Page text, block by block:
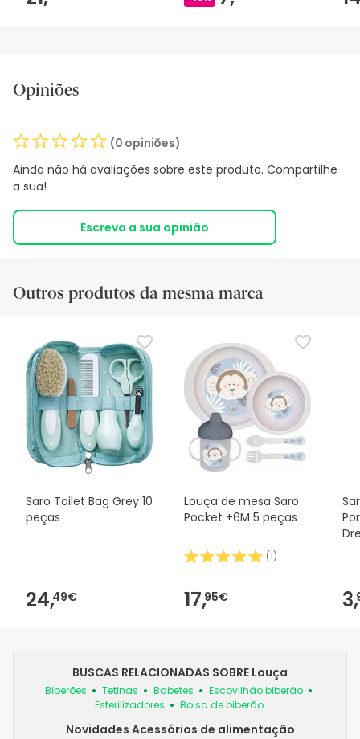
Opiniões
(0 opiniões)
Ainda não há avaliações sobre este produto. Compartilhe
a sua!
Escreva a sua opinião
Outros produtos da mesma marca
Saro Toilet Bag Grey 10
peças
24,49€
Louça de mesa Saro
Pocket +6M 5 peças
(1)
17,95€ 3,
BUSCAS RELACIONADAS SOBRE Louça
Biberões Tetinas Babetes
Escovilhão biberão
Esterilizadores
Bolsa de biberão
Novidades Acessórios de alimentação